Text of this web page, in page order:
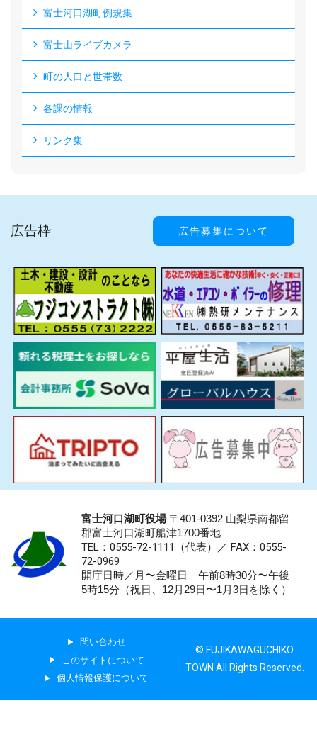
富士河口湖町例規集
富士山ライブカメラ
町の人口と世帯数
各課の情報
リンク集
広告枠 広告募集について
富士河口湖町役場〒401-0392 山梨県南都留
郡富士河口湖町船津1700番地
TEL：0555-72-1111 （代表）／ FAX：0555-
72-0969
開庁日時／月〜金曜日 午前8時30分〜午後
5時15分（祝日、12月29日〜1月3日を除く）
問い合わせ
このサイトについて
個人情報保護について
© FUJIKAWAGUCHIKO
TOWN All Rights Reserved.